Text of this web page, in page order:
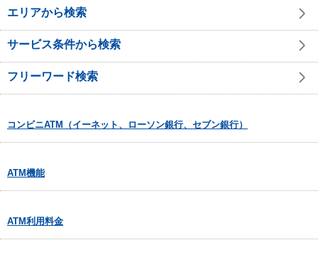
エリアから検索
サービス条件から検索
フリーワード検索
コンビニATM（イーネット、ローソン銀行、セブン銀行）
ATM機能
ATM利用料金